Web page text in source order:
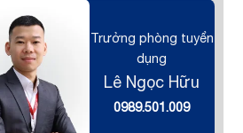
Trưởng phòng tuyển
dụng
Lê Ngọc Hữu
0989.501.009